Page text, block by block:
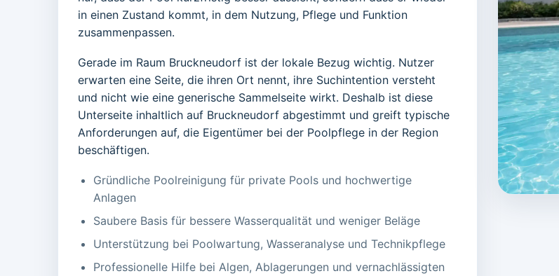
in einen Zustand kommt, in dem Nutzung, Pflege und Funktion
zusammenpassen.
Gerade im Raum Bruckneudorf ist der lokale Bezug wichtig. Nutzer
erwarten eine Seite, die ihren Ort nennt, ihre Suchintention versteht
und nicht wie eine generische Sammelseite wirkt. Deshalb ist diese
Unterseite inhaltlich auf Bruckneudorf abgestimmt und greift typische
Anforderungen auf, die Eigentümer bei der Poolpflege in der Region
beschäftigen.
Gründliche Poolreinigung für private Pools und hochwertige
Anlagen
Saubere Basis für bessere Wasserqualität und weniger Beläge
Unterstützung bei Poolwartung, Wasseranalyse und Technikpflege
Professionelle Hilfe bei Algen, Ablagerungen und vernachlässigten